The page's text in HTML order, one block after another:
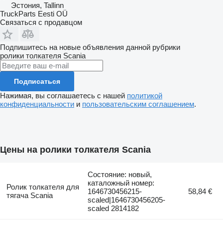
Эстония, Tallinn
TruckParts Eesti OÜ
Связаться с продавцом
Подпишитесь на новые объявления данной рубрики
ролики толкателя Scania
Подписаться
Нажимая, вы соглашаетесь с нашей политикой
конфиденциальности и пользовательским соглашением.
Цены на ролики толкателя Scania
Ролик толкателя для
тягача Scania
Состояние: новый,
каталожный номер:
1646730456215-
scaled|1646730456205-
scaled 2814182
58,84 €